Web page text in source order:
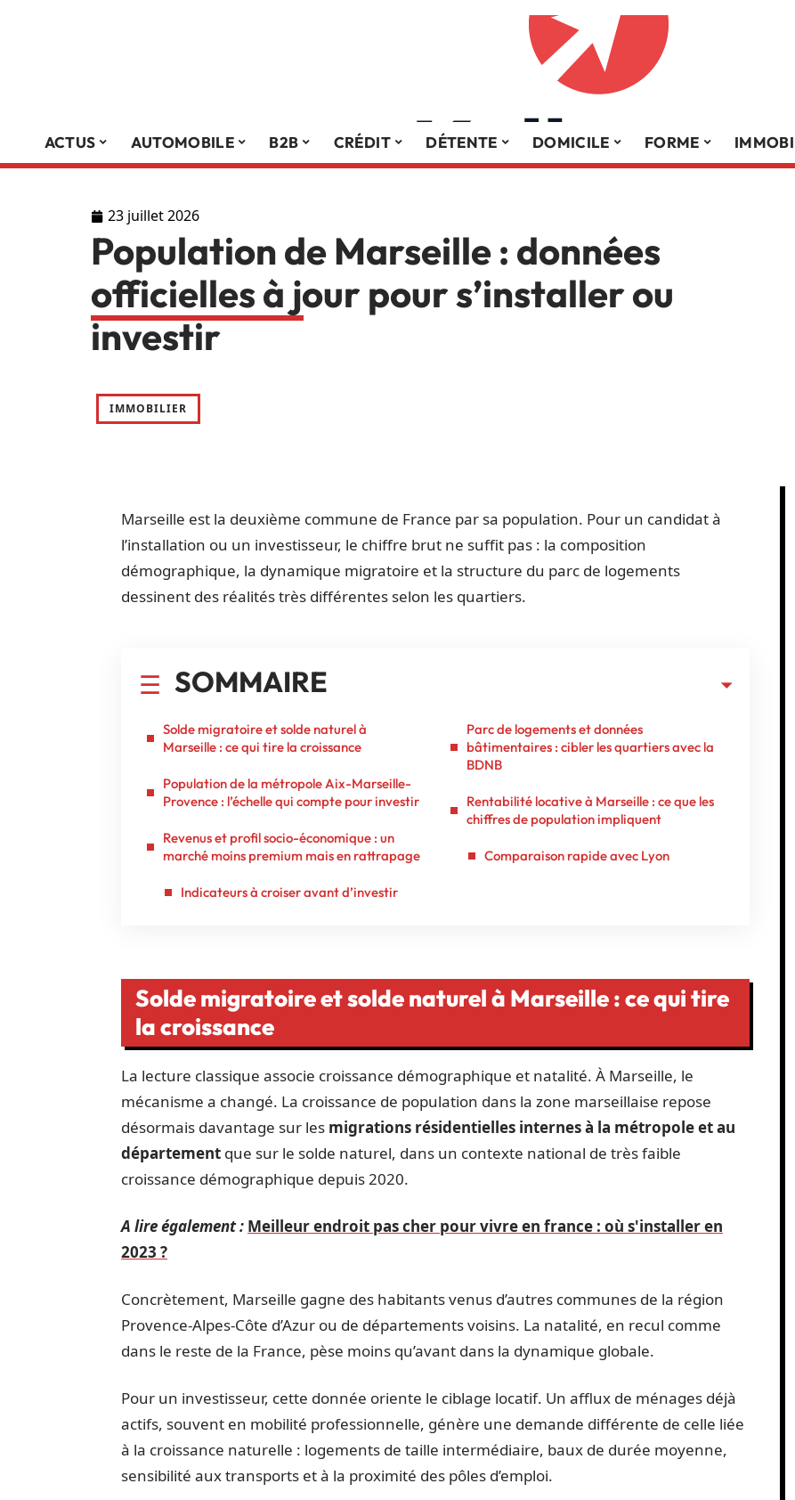
ACTUS AUTOMOBILE B2B CRÉDIT DÉTENTE DOMICILE FORME
23 juillet 2026
Population de Marseille : données
officielles à jour pour s’installer ou
investir
IMMOBILIER
Marseille est la deuxième commune de France par sa population. Pour un candidat à
l’installation ou un investisseur, le chiffre brut ne suffit pas : la composition
démographique, la dynamique migratoire et la structure du parc de logements
dessinent des réalités très différentes selon les quartiers.
SOMMAIRE
Solde migratoire et solde naturel à
Marseille : ce qui tire la croissance
Population de la métropole Aix-Marseille-
Provence : l’échelle qui compte pour investir
Revenus et profil socio-économique : un
marché moins premium mais en rattrapage
Indicateurs à croiser avant d’investir
Parc de logements et données
bâtimentaires : cibler les quartiers avec la
BDNB
Rentabilité locative à Marseille : ce que les
chiffres de population impliquent
Comparaison rapide avec Lyon
Solde migratoire et solde naturel à Marseille : ce qui tire
la croissance
La lecture classique associe croissance démographique et natalité. À Marseille, le
mécanisme a changé. La croissance de population dans la zone marseillaise repose
désormais davantage sur les migrations résidentielles internes à la métropole et au
département que sur le solde naturel, dans un contexte national de très faible
croissance démographique depuis 2020.
A lire également : Meilleur endroit pas cher pour vivre en france : où s'installer en
2023 ?
Concrètement, Marseille gagne des habitants venus d’autres communes de la région
Provence-Alpes-Côte d’Azur ou de départements voisins. La natalité, en recul comme
dans le reste de la France, pèse moins qu’avant dans la dynamique globale.
Pour un investisseur, cette donnée oriente le ciblage locatif. Un afflux de ménages déjà
actifs, souvent en mobilité professionnelle, génère une demande différente de celle liée
à la croissance naturelle : logements de taille intermédiaire, baux de durée moyenne,
sensibilité aux transports et à la proximité des pôles d’emploi.